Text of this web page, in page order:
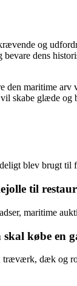
og
dens
den maritime
skabe glæde og
blev brugt
til
maritime
købe en
dæk og